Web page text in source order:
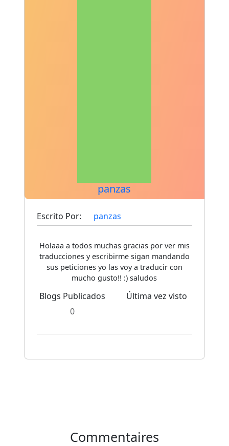
panzas
Escrito Por: panzas
Holaaa a todos muchas gracias por ver mis
traducciones y escribirme sigan mandando
sus peticiones yo las voy a traducir con
mucho gusto!! :) saludos
Blogs Publicados
0
Última vez visto
Commentaires